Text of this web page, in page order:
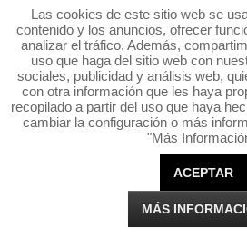
Las cookies de este sitio web se
contenido y los anuncios, ofrecer
analizar el tráfico. Además,
uso que haga del sitio web con
sociales, publicidad y análisis web,
con otra información que les haya
recopilado a partir del uso que haya
cambiar la configuración o más
"Más
ACEPTAR
MÁS